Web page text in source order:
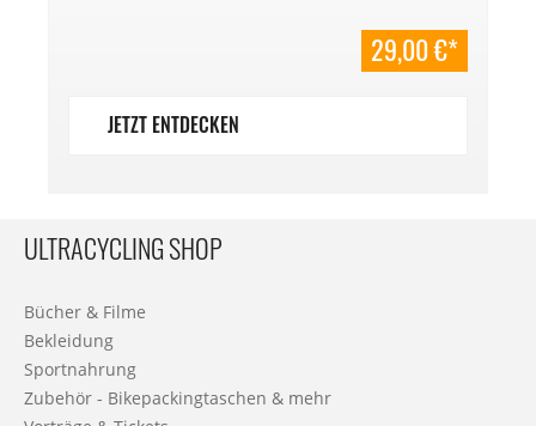
29,00 €*
JETZT ENTDECKEN
ULTRACYCLING SHOP
Bücher & Filme
Bekleidung
Sportnahrung
Zubehör - Bikepackingtaschen & mehr